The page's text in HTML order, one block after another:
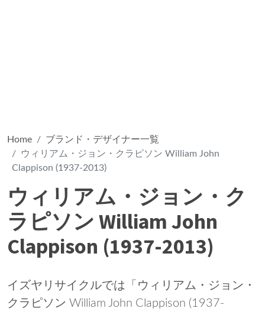
Home
ブランド・デザイナー一覧
ウィリアム・ジョン・クラピソン William John
Clappison (1937-2013)
ウィリアム・ジョン・ク
ラピソン William John
Clappison (1937-2013)
イズヤリサイクルでは「ウィリアム・ジョン・
クラピソン William John Clappison (1937-